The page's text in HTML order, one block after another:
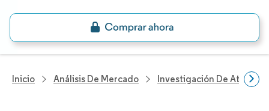
Inicio Análisis De Mercado Investigación De